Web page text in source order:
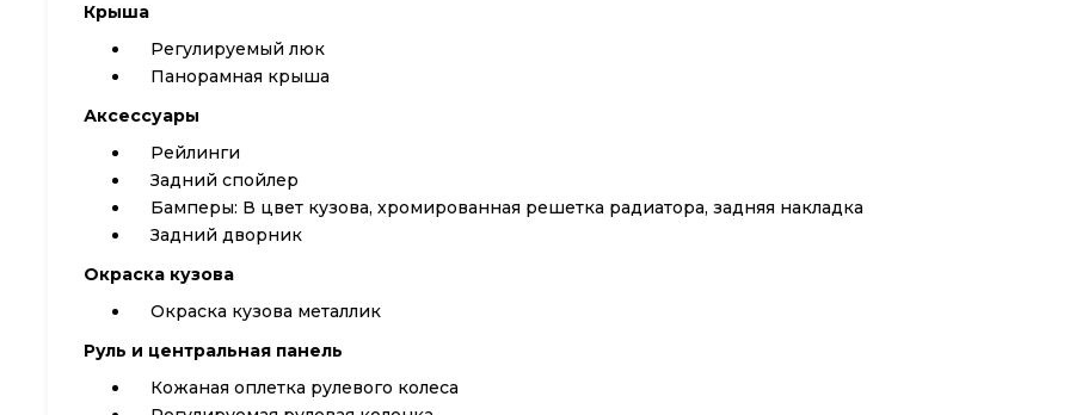
Крыша
Регулируемый люк
Панорамная крыша
Аксессуары
Рейлинги
Задний спойлер
Бамперы: В цвет кузова, хромированная решетка радиатора, задняя накладка
Задний дворник
Окраска кузова
Окраска кузова металлик
Руль и центральная панель
Кожаная оплетка рулевого колеса